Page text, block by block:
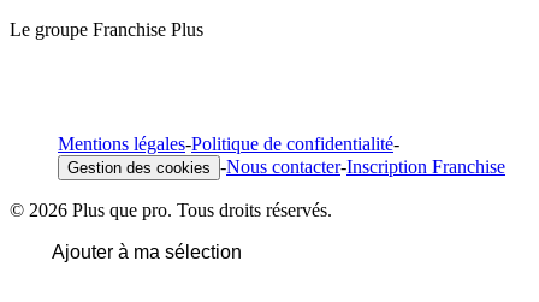
Le groupe Franchise Plus
Mentions légales-Politique de confidentialité-
Gestion des cookies -Nous contacter-Inscription Franchise
© 2026 Plus que pro. Tous droits réservés.
Ajouter à ma sélection